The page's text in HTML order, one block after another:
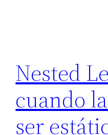
Nested
cuando
ser